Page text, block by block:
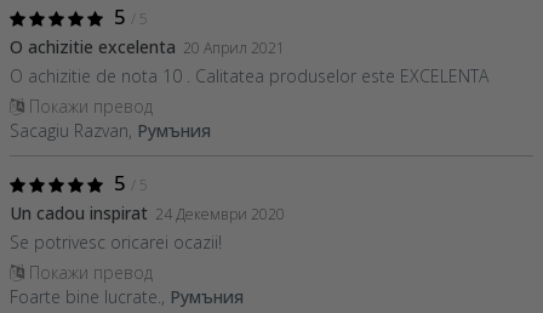
5 / 5
O achizitie excelenta 20 Април 2021
O achizitie de nota 10 . Calitatea produselor este EXCELENTA
Покажи превод
Sacagiu Razvan, Румъния
5 / 5
Un cadou inspirat 24 Декември 2020
Se potrivesc oricarei ocazii!
Покажи превод
Foarte bine lucrate., Румъния